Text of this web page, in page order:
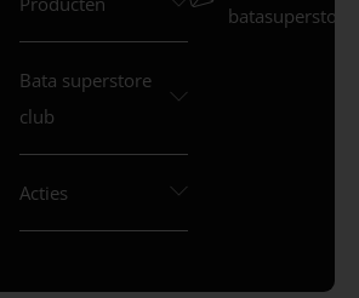
Bata superstore
club
Acties